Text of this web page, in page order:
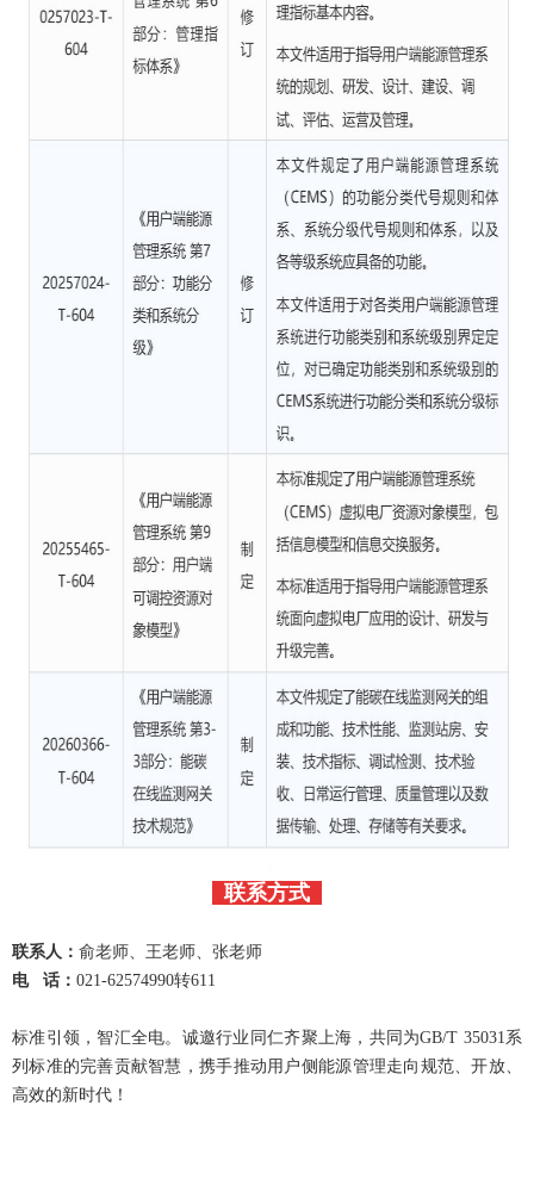
联系方式
联系人： 俞老师、王老师、张老师
电 话： 021-62574990转611
标准引领，智汇全电。诚邀行业同仁齐聚上海，共同为GB/T 35031系
列标准的完善贡献智慧，携手推动用户侧能源管理走向规范、开放、
高效的新时代！